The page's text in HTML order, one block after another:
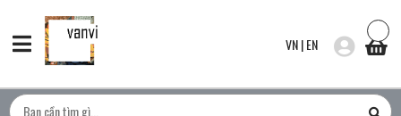
VN|EN